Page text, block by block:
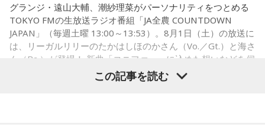
潮：「コニファー」はテレビアニメ「これ描いて死ね」のエ
ンディングテーマとなっています。
遠山：テレビアニメの楽曲を手がけるのは初めてじゃないよ
グランジ・遠山大輔、潮紗理菜がパーソナリティをつとめる
TOKYO FMの生放送ラジオ番組「JA全農 COUNTDOWN
JAPAN」（毎週土曜 13:00～13:53）。8月1日（土）の放送に
は、リーガルリリーのたかはしほのかさん（Vo.／Gt.）と海さ
ん（Ba.）が登場！ 新曲「コニファー」に込めた想いなどを伺
この記事を読む